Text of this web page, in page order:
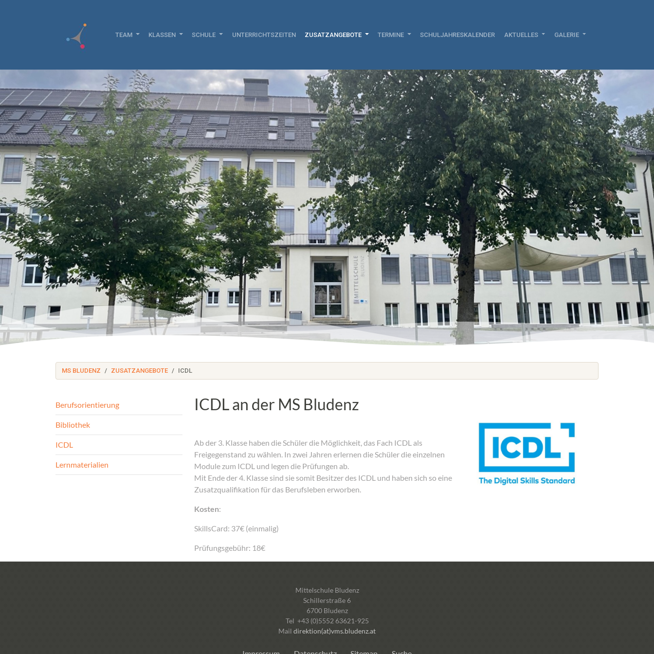
TEAM KLASSEN SCHULE UNTERRICHTSZEITEN ZUSATZANGEBOTE TERMINE SCHULJAHRESKALENDER AKTUELLES GALERIE
MS BLUDENZ ZUSATZANGEBOTE ICDL
Berufsorientierung
Bibliothek
ICDL
Lernmaterialien
ICDL an der MS Bludenz
Ab der 3. Klasse haben die Schüler die Möglichkeit, das Fach ICDL als
Freigegenstand zu wählen. In zwei Jahren erlernen die Schüler die einzelnen
Module zum ICDL und legen die Prüfungen ab.
Mit Ende der 4. Klasse sind sie somit Besitzer des ICDL und haben sich so eine
Zusatzqualifikation für das Berufsleben erworben.
Kosten:
SkillsCard: 37€ (einmalig)
Prüfungsgebühr: 18€
Mittelschule Bludenz
Schillerstraße 6
6700 Bludenz
Tel +43 (0)5552 63621-925
Mail direktion(at)vms.bludenz.at